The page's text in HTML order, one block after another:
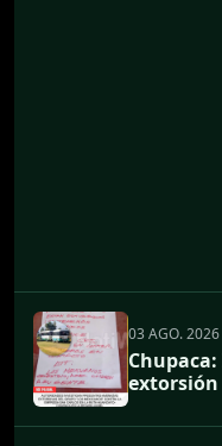
03 AGO.
extorsión